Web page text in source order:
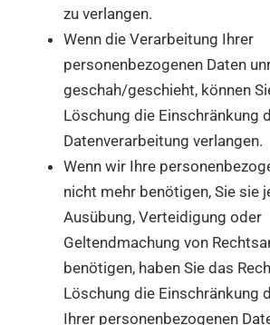
zu verlangen.
Wenn die Verarbeitung Ihrer
personenbezogenen Daten
geschah/geschieht, können
Löschung die Einschränkung
Datenverarbeitung verlangen.
Wenn wir Ihre
nicht mehr benötigen, Sie sie
Ausübung, Verteidigung oder
Geltendmachung von
benötigen, haben Sie das
Löschung die Einschränkung
Ihrer personenbezogenen